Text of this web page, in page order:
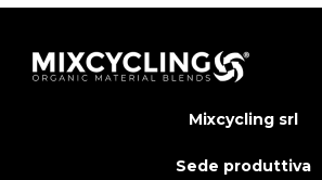
Mixcycling srl
Sede produttiva